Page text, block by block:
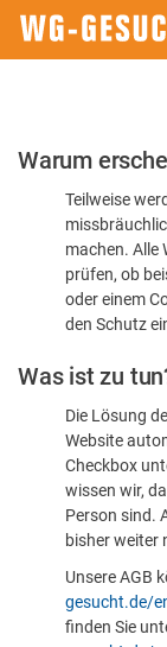
Bitte
dass
sind
Warum
Teilweise
machen. Alle
prüfen, ob
oder einem
den Schutz
Was ist zu
Die Lösung
Website
Checkbox
wissen wir,
Person sind.
bisher weiter
Unsere AGB
gesucht.de/
finden Sie